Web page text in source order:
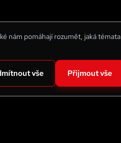
nám pomáhají rozumět, jaká témata
vše Přijmout vše